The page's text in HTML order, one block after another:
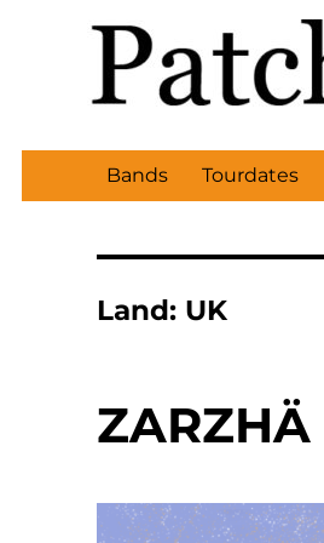
Bands Tourdates
Land: UK
ZARZHÄ